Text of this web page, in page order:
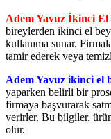
Adem Yavuz İkinci El
bireylerden ikinci el
kullanıma sunar.
tamir ederek veya
Adem Yavuz ikinci el
yaparken belirli bir
firmaya başvurarak
verirler. Bu bilgiler,
olur.